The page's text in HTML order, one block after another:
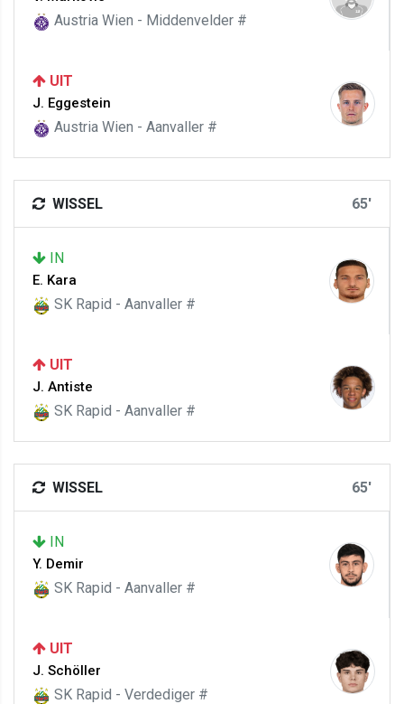
Austria Wien - Middenvelder #
UIT
J. Eggestein
Austria Wien - Aanvaller #
WISSEL 65'
IN
E. Kara
SK Rapid - Aanvaller #
UIT
J. Antiste
SK Rapid - Aanvaller #
WISSEL 65'
IN
Y. Demir
SK Rapid - Aanvaller #
UIT
J. Schöller
SK Rapid - Verdediger #